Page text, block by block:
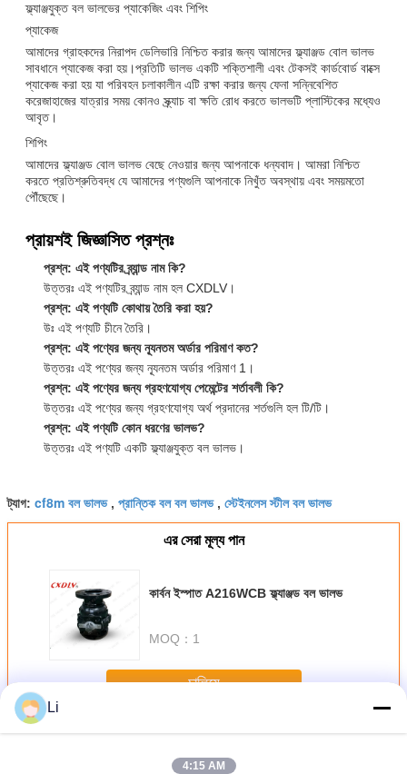
ফ্ল্যাঞ্জযুক্ত বল ভালভের প্যাকেজিং এবং শিপিং
প্যাকেজ
আমাদের গ্রাহকদের নিরাপদ ডেলিভারি নিশ্চিত করার জন্য আমাদের ফ্ল্যাঞ্জড বোল ভালভ
সাবধানে প্যাকেজ করা হয়।প্রতিটি ভালভ একটি শক্তিশালী এবং টেকসই কার্ডবোর্ড বাক্সে
প্যাকেজ করা হয় যা পরিবহন চলাকালীন এটি রক্ষা করার জন্য ফেনা সন্নিবেশিত
করেজাহাজের যাত্রার সময় কোনও স্ক্র্যাচ বা ক্ষতি রোধ করতে ভালভটি প্লাস্টিকের মধ্যেও
আবৃত।
শিপিং
আমাদের ফ্ল্যাঞ্জড বোল ভালভ বেছে নেওয়ার জন্য আপনাকে ধন্যবাদ। আমরা নিশ্চিত
করতে প্রতিশ্রুতিবদ্ধ যে আমাদের পণ্যগুলি আপনাকে নিখুঁত অবস্থায় এবং সময়মতো
পৌঁছেছে।
প্রায়শই জিজ্ঞাসিত প্রশ্নঃ
প্রশ্ন: এই পণ্যটির ব্র্যান্ড নাম কি?
উত্তরঃ এই পণ্যটির ব্র্যান্ড নাম হল CXDLV।
প্রশ্ন: এই পণ্যটি কোথায় তৈরি করা হয়?
উঃ এই পণ্যটি চীনে তৈরি।
প্রশ্ন: এই পণ্যের জন্য ন্যূনতম অর্ডার পরিমাণ কত?
উত্তরঃ এই পণ্যের জন্য ন্যূনতম অর্ডার পরিমাণ 1।
প্রশ্ন: এই পণ্যের জন্য গ্রহণযোগ্য পেমেন্টের শর্তাবলী কি?
উত্তরঃ এই পণ্যের জন্য গ্রহণযোগ্য অর্থ প্রদানের শর্তগুলি হল টি/টি।
প্রশ্ন: এই পণ্যটি কোন ধরণের ভালভ?
উত্তরঃ এই পণ্যটি একটি ফ্ল্যাঞ্জযুক্ত বল ভালভ।
ট্যাগ: cf8m বল ভালভ, প্রান্তিক বল বল ভালভ, স্টেইনলেস স্টীল বল ভালভ
এর সেরা মূল্য পান
কার্বন ইস্পাত A216WCB ফ্ল্যাঞ্জড বল ভালভ
MOQ： 1
চালিয়ে
অধিকপ্রস্থ বল ভালভ
Li
4:15 AM